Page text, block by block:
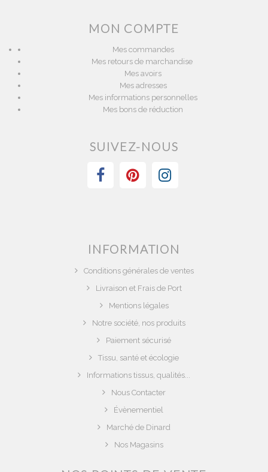
MON COMPTE
Mes commandes
Mes retours de marchandise
Mes avoirs
Mes adresses
Mes informations personnelles
Mes bons de réduction
SUIVEZ-NOUS
INFORMATION
Conditions générales de ventes
Livraison et Frais de Port
Mentions légales
Notre société, nos produits
Paiement sécurisé
Tissu, santé et écologie
Informations tissus, qualités...
Nous Contacter
Évènementiel
Marché de Dinard
Nos Magasins